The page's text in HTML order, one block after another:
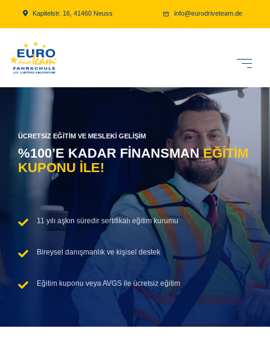
Kapitelstr. 16, 41460 Neuss info@eurodriveteam.de
ÜCRETSİZ EĞİTİM VE MESLEKİ GELİŞİM
%100’E KADAR FİNANSMANEĞİTİM
KUPONU İLE!
11 yılı aşkın süredir sertifikalı eğitim kurumu
Bireysel danışmanlık ve kişisel destek
Eğitim kuponu veya AVGS ile ücretsiz eğitim